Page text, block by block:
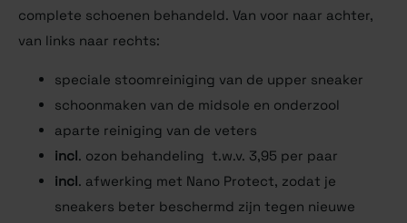
complete schoenen behandeld. Van voor naar achter,
van links naar rechts:
speciale stoomreiniging van de upper sneaker
schoonmaken van de midsole en onderzool
aparte reiniging van de veters
incl. ozon behandeling t.w.v. 3,95 per paar
incl. afwerking met Nano Protect, zodat je
sneakers beter beschermd zijn tegen nieuwe